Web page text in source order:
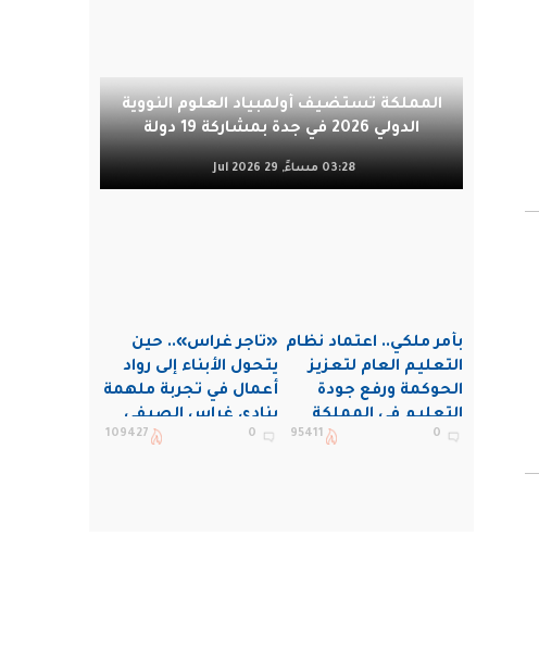
المملكة تستضيف أولمبياد العلوم النووية
الدولي 2026 في جدة بمشاركة 19 دولة
03:28 مساءً, 29 Jul 2026
بأمر ملكي.. اعتماد نظام
التعليم العام لتعزيز
الحوكمة ورفع جودة
التعليم في المملكة
0
95411
«تاجر غراس».. حين
يتحول الأبناء إلى رواد
أعمال في تجربة ملهمة
بنادي غراس الصيفي
بالجبيل
0
109427